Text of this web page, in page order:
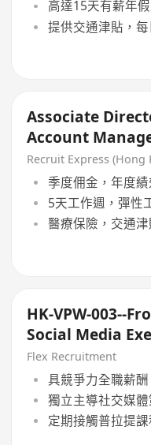
高達15天有薪年假
提供交通津貼，
Associate
Account
Account
Recruit Express (Hong
季度佣金，年度
5天工作週，彈性
醫療保險，交通
HK-VPW-003--
Social Media
Creation Focus)
Flex Recruitment
具競爭力全職薪
獨立主導社交媒
定期接觸普拉提